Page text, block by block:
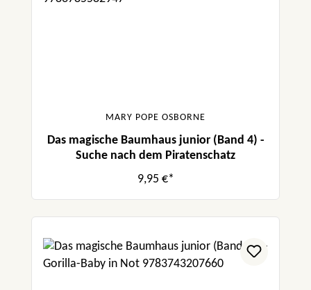
MARY POPE OSBORNE
Das magische Baumhaus junior (Band 4) -
Suche nach dem Piratenschatz
9,95 €*